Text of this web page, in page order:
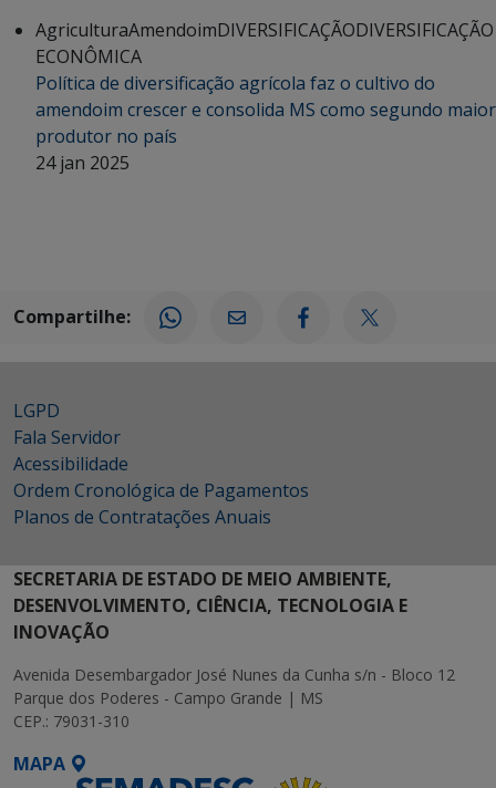
AgriculturaAmendoimDIVERSIFICAÇÃODIVERSIFICAÇÃO
ECONÔMICA
Política de diversificação agrícola faz o cultivo do
amendoim crescer e consolida MS como segundo maior
produtor no país
24 jan 2025
Compartilhe:
LGPD
Fala Servidor
Acessibilidade
Ordem Cronológica de Pagamentos
Planos de Contratações Anuais
SECRETARIA DE ESTADO DE MEIO AMBIENTE,
DESENVOLVIMENTO, CIÊNCIA, TECNOLOGIA E
INOVAÇÃO
Avenida Desembargador José Nunes da Cunha s/n - Bloco 12
Parque dos Poderes - Campo Grande | MS
CEP.: 79031-310
MAPA